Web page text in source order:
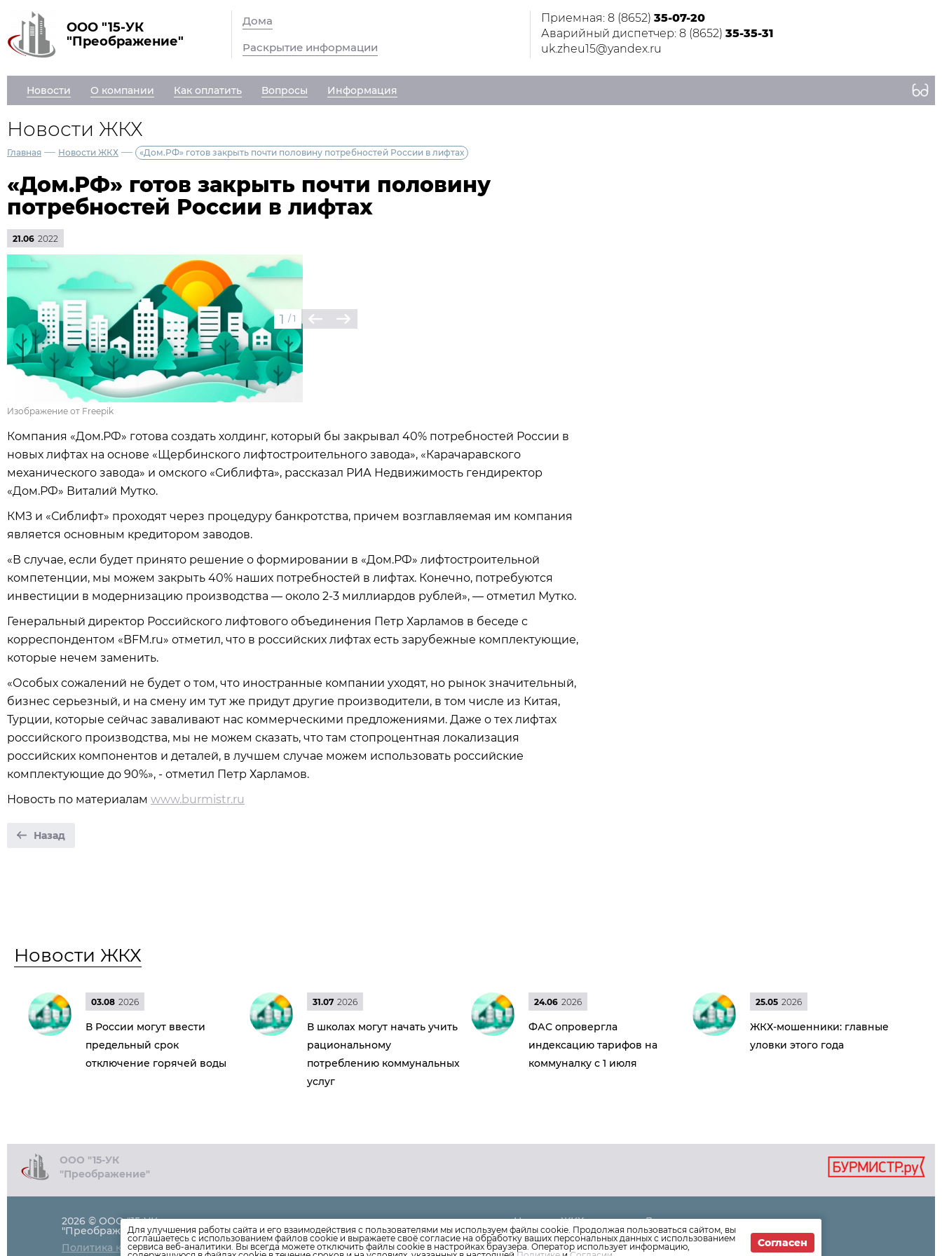
ООО "15-УК
"Преображение"
Дома
Раскрытие информации
Приемная: 8 (8652) 35-07-20
Аварийный диспетчер: 8 (8652) 35-35-31
uk.zheu15@yandex.ru
Новости О компании Как оплатить Вопросы Информация
Новости ЖКХ
Главная — Новости ЖКХ — «Дом.РФ» готов закрыть почти половину потребностей России в лифтах
«Дом.РФ» готов закрыть почти половину
потребностей России в лифтах
21.06 2022
1 / 1
Изображение от Freepik
Компания «Дом.РФ» готова создать холдинг, который бы закрывал 40% потребностей России в
новых лифтах на основе «Щербинского лифтостроительного завода», «Карачаравского
механического завода» и омского «Сиблифта», рассказал РИА Недвижимость гендиректор
«Дом.РФ» Виталий Мутко.
КМЗ и «Сиблифт» проходят через процедуру банкротства, причем возглавляемая им компания
является основным кредитором заводов.
«В случае, если будет принято решение о формировании в «Дом.РФ» лифтостроительной
компетенции, мы можем закрыть 40% наших потребностей в лифтах. Конечно, потребуются
инвестиции в модернизацию производства — около 2-3 миллиардов рублей», — отметил Мутко.
Генеральный директор Российского лифтового объединения Петр Харламов в беседе с
корреспондентом «BFM.ru» отметил, что в российских лифтах есть зарубежные комплектующие,
которые нечем заменить.
«Особых сожалений не будет о том, что иностранные компании уходят, но рынок значительный,
бизнес серьезный, и на смену им тут же придут другие производители, в том числе из Китая,
Турции, которые сейчас заваливают нас коммерческими предложениями. Даже о тех лифтах
российского производства, мы не можем сказать, что там стопроцентная локализация
российских компонентов и деталей, в лучшем случае можем использовать российские
комплектующие до 90%», - отметил Петр Харламов.
Новость по материалам www.burmistr.ru
Назад
Новости ЖКХ
03.08 2026
В России могут ввести
предельный срок
отключение горячей воды
31.07 2026
В школах могут начать учить
рациональному
потреблению коммунальных
услуг
24.06 2026
ФАС опровергла
индексацию тарифов на
коммуналку с 1 июля
25.05 2026
ЖКХ-мошенники: главные
уловки этого года
ООО "15-УК
"Преображение"
2026 © ООО "15-УК
"Преображение"
Политика конфиденциальности
Приемная: 8 (8652)
Аварийный диспетчер: 8 (8652)35-35-31
Новости ЖКХ
Новости компании
Дома
Раскрытие информации
Для улучшения работы сайта и его взаимодействия с пользователями мы используем файлы cookie. Продолжая пользоваться сайтом, вы
соглашаетесь с использованием файлов cookie и выражаете своё согласие на обработку ваших персональных данных с использованием
сервиса веб-аналитики. Вы всегда можете отключить файлы cookie в настройках браузера. Оператор использует информацию,
Согласен